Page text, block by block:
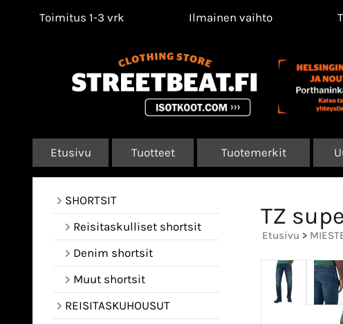
Toimitus 1-3 vrk Ilmainen vaihto
Etusivu Tuotteet Tuotemerkit
SHORTSIT
Reisitaskulliset shortsit
Denim shortsit
Muut shortsit
REISITASKUHOUSUT
TZ
Etusivu >